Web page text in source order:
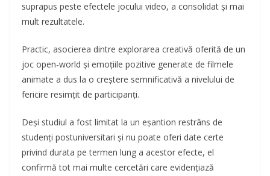
suprapus peste efectele jocului video, a consolidat și mai
mult rezultatele.
Practic, asocierea dintre explorarea creativă oferită de un
joc open-world și emoțiile pozitive generate de filmele
animate a dus la o creștere semnificativă a nivelului de
fericire resimțit de participanți.
Deși studiul a fost limitat la un eșantion restrâns de
studenți postuniversitari și nu poate oferi date certe
privind durata pe termen lung a acestor efecte, el
confirmă tot mai multe cercetări care evidențiază